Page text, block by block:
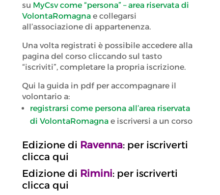
su MyCsv come “persona” – area riservata di
VolontaRomagnae collegarsi
all’associazione di appartenenza.
Una volta registrati è possibile accedere alla
pagina del corso cliccando sul tasto
“iscriviti”, completare la propria iscrizione.
Qui la guida in pdf per accompagnare il
volontario a:
registrarsi come persona all’area riservata
di VolontaRomagnae iscriversi a un corso
Edizione di Ravenna: per iscriverti
clicca qui
Edizione di Rimini: per iscriverti
clicca qui